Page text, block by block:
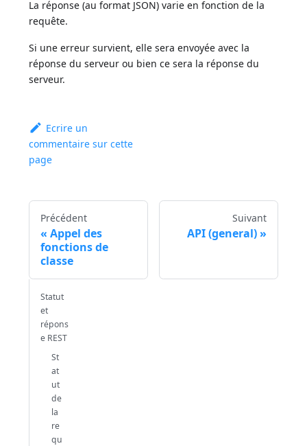
La réponse (au format JSON) varie en fonction de la
requête.
Si une erreur survient, elle sera envoyée avec la
réponse du serveur ou bien ce sera la réponse du
serveur.
Ecrire un
commentaire sur cette
page
Précédent
Appel des
fonctions de
classe
Suivant
API (general)
Statut
et
répons
e REST
St
at
ut
de
la
re
qu